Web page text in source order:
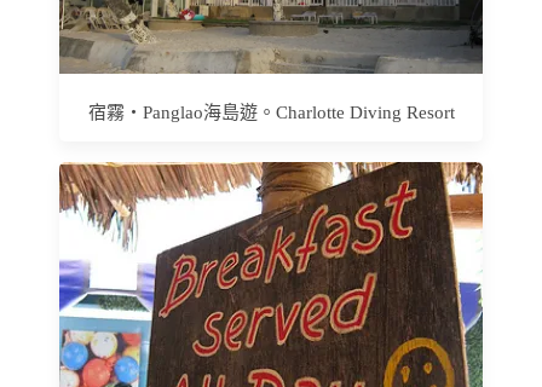
宿霧‧Panglao海島遊。Charlotte Diving Resort